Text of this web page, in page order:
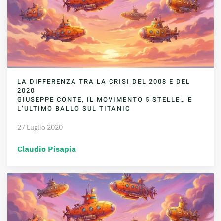
LA DIFFERENZA TRA LA CRISI DEL 2008 E DEL
2020
GIUSEPPE CONTE, IL MOVIMENTO 5 STELLE… E
L’ULTIMO BALLO SUL TITANIC
27 Luglio 2020
Claudio Pisapia